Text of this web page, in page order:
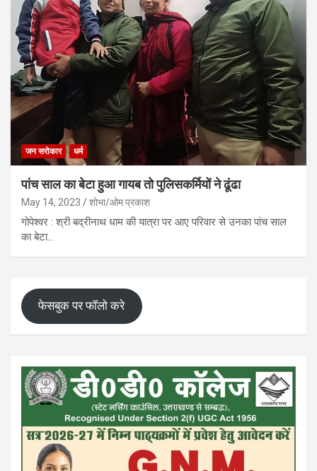
जन सरोकार धर्म
पांच साल का बेटा हुआ गायब तो पुलिसकर्मियों ने ढूंढा
May 14, 2023 शोभा/ओम प्रकाश
गोपेश्वर : श्री बद्रीनाथ धाम की यात्रा पर आए परिवार से उनका पांच साल
का बेटा…
फेसबुक पर फॉलो करे